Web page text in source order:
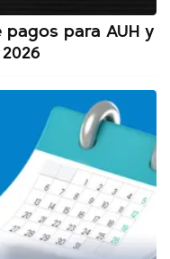
para AUH y